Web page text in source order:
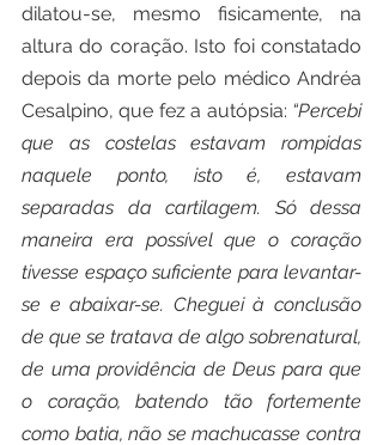
dilatou-se, mesmo fisicamente, na
altura do coração. Isto foi constatado
depois da morte pelo médico Andréa
Cesalpino, que fez a autópsia: “Percebi
que as costelas estavam rompidas
naquele ponto, isto é, estavam
separadas da cartilagem. Só dessa
maneira era possível que o coração
tivesse espaço suficiente para levantar-
se e abaixar-se. Cheguei à conclusão
de que se tratava de algo sobrenatural,
de uma providência de Deus para que
o coração, batendo tão fortemente
como batia, não se machucasse contra